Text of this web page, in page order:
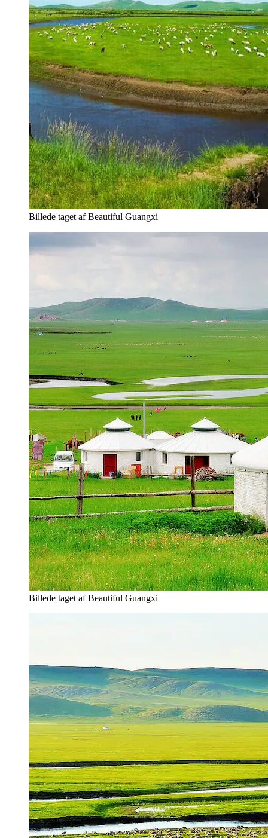
Billede taget af Beautiful Guangxi
Billede taget af Beautiful Guangxi